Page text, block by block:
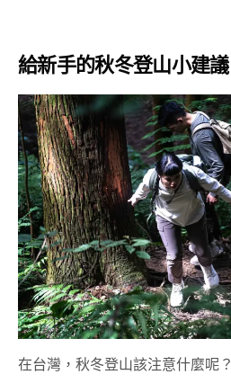
給新手的秋冬登山小建議
在台灣，秋冬登山該注意什麼呢？